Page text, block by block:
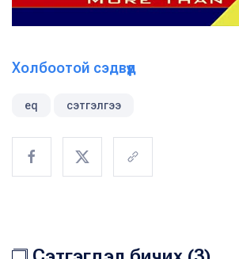
Холбоотой сэдвүүд
eq сэтгэлгээ